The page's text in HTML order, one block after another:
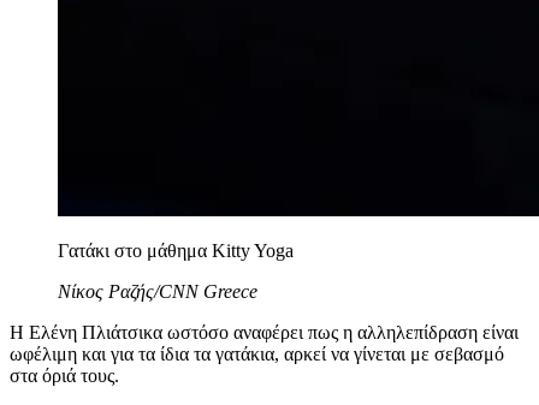
Γατάκι στο μάθημα Kitty Yoga
Νίκος Ραζής/CNN Greece
Η Ελένη Πλιάτσικα ωστόσο αναφέρει πως η αλληλεπίδραση είναι
ωφέλιμη και για τα ίδια τα γατάκια, αρκεί να γίνεται με σεβασμό
στα όριά τους.